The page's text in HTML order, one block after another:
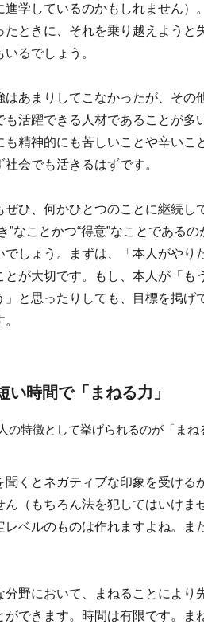
進学しているのかもしれません
たときに、それを乗り越えようと
るでしょう。
あまりしてこなかったが、その
も活躍できる人材であることが
精神的にも苦しいことや辛いこ
会でも活きるはずです。
ひ、何かひとつのことに継続し
”なことかつ“得意”なことである
でしょう。まずは、「本人がやり
とが大切です。もし、本人が「
と思ったりしても、目標を掲げ
い時間で「まねる力」
の特徴として挙げられるのが「まね
聞くとネガティブな印象を受け
ん（もちろん法を犯してはいけま
レベルのものは作れますよね。
分野において、まねることによ
ができます。時間は有限です。